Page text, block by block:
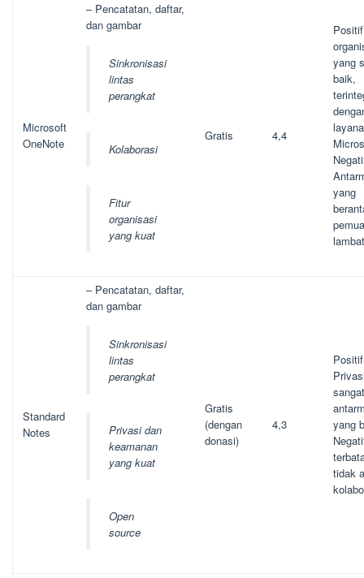
Microsoft
OneNote
– Pencatatan, daftar,
dan gambar
Sinkronisasi
lintas
perangkat
Kolaborasi
Fitur
organisasi
yang kuat
Gratis 4,4
yang
baik,
yang
lambat
Standard
Notes
– Pencatatan, daftar,
dan gambar
Sinkronisasi
lintas
perangkat
Privasi dan
keamanan
yang kuat
Open
source
Gratis
(dengan
donasi)
4,3
yang
tidak